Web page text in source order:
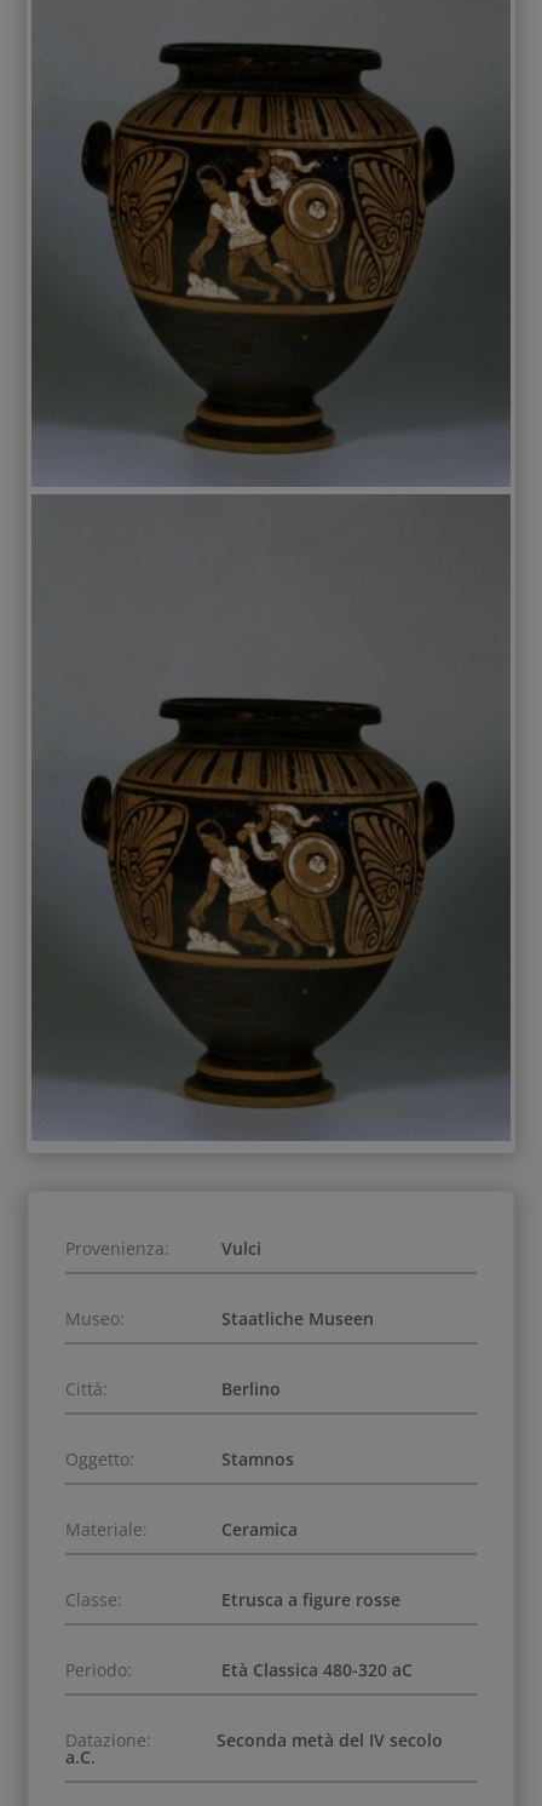
Provenienza: Vulci
Museo: Staatliche Museen
Città: Berlino
Oggetto: Stamnos
Materiale: Ceramica
Classe: Etrusca a figure rosse
Periodo: Età Classica 480-320 aC
Datazione: Seconda metà del IV secolo
a.C.